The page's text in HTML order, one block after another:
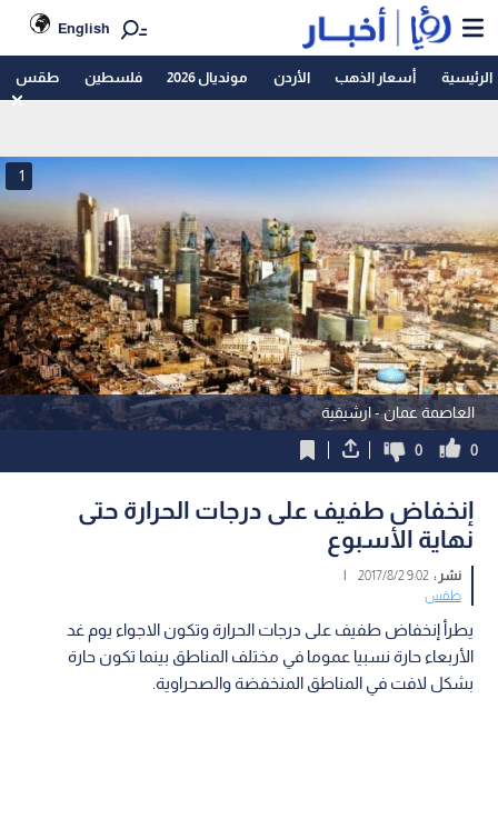
English
الرئيسية أسعار الذهب الأردن مونديال 2026 فلسطين طقس
العاصمة عمان - ارشيفية
1
0
0
إنخفاض طفيف على درجات الحرارة حتى
نهاية الأسبوع
نشر :9:02 2017/8/2
|
طقس
يطرأ إنخفاض طفيف على درجات الحرارة وتكون الاجواء يوم غد
الأربعاء حارة نسبيا عموما في مختلف المناطق بينما تكون حارة
بشكل لافت في المناطق المنخفضة والصحراوية.